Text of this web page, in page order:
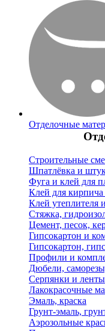
Отделочные
Строительные
Шпатлёвка и
Фуга и клей для
Клей для кирпича
Клей утеплителя
Стяжка,
Цемент, песок,
Гипсокартон и
Гипсокартон,
Профили и
Дюбели,
Серпянки и ленты
Лакокрасочные
Эмаль, краска
Грунт-эмаль,
Аэрозольные